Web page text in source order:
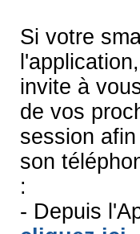
Si votre
invite à
de vos
session
son
:
- Depuis